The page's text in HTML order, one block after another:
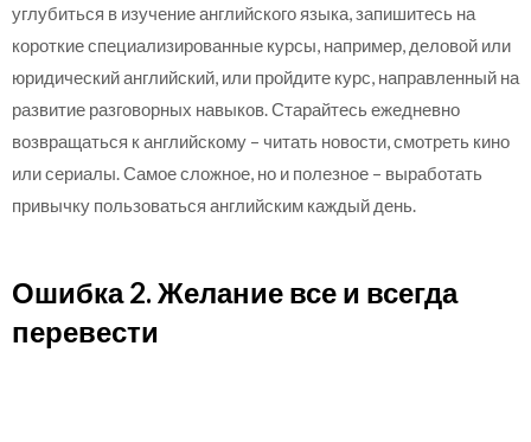
углубиться в изучение английского языка, запишитесь на
короткие специализированные курсы, например, деловой или
юридический английский, или пройдите курс, направленный на
развитие разговорных навыков. Старайтесь ежедневно
возвращаться к английскому – читать новости, смотреть кино
или сериалы. Самое сложное, но и полезное – выработать
привычку пользоваться английским каждый день.
Ошибка 2. Желание все и всегда
перевести